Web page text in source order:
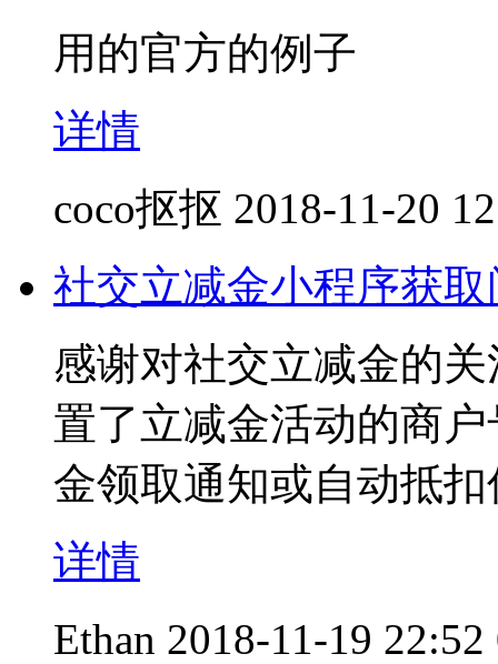
用的官方的例子
详情
coco抠抠 2018-11-20
社交立减金小程序获取
感谢对社交立减金的
置了立减金活动的商
金领取通知或自动抵
详情
Ethan 2018-11-19 22:52